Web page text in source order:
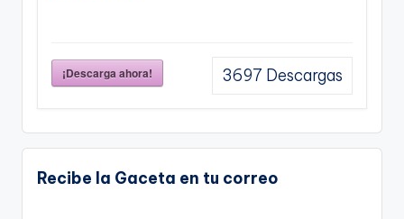
¡Descarga ahora! 3697 Descargas
Recibe la Gaceta en tu correo